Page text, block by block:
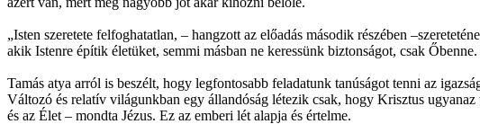
„Isten szeretete felfoghatatlan, – hangzott az előadás második részében
akik Istenre építik életüket, semmi másban ne keressünk biztonságot, csak
Tamás atya arról is beszélt, hogy legfontosabb feladatunk tanúságot tenni az
Változó és relatív világunkban egy állandóság létezik csak, hogy Krisztus
és az Élet – mondta Jézus. Ez az emberi lét alapja és értelme.